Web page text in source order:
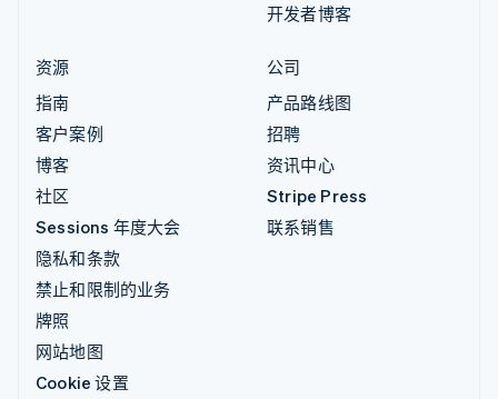
开发者博客
资源
指南
客户案例
博客
社区
Sessions 年度大会
隐私和条款
禁止和限制的业务
牌照
网站地图
Cookie 设置
公司
产品路线图
招聘
资讯中心
Stripe Press
联系销售